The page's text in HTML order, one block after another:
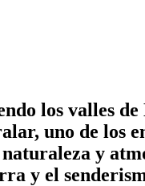
los valles
uno de los
y
y el